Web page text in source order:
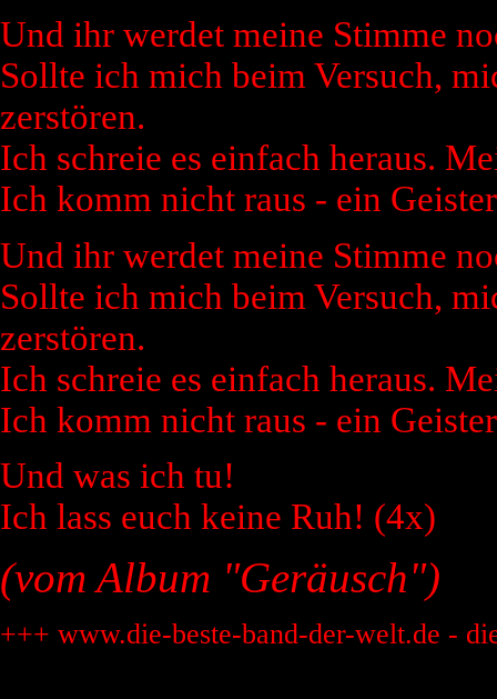
Und ihr werdet meine Stimme
Sollte ich mich beim Versuch,
zerstören.
Ich schreie es einfach heraus.
Ich komm nicht raus - ein
Und ihr werdet meine Stimme
Sollte ich mich beim Versuch,
zerstören.
Ich schreie es einfach heraus.
Ich komm nicht raus - ein
Und was ich tu!
Ich lass euch keine Ruh! (4x)
(vom Album "Geräusch")
+++ www.die-beste-band-der-welt.de -